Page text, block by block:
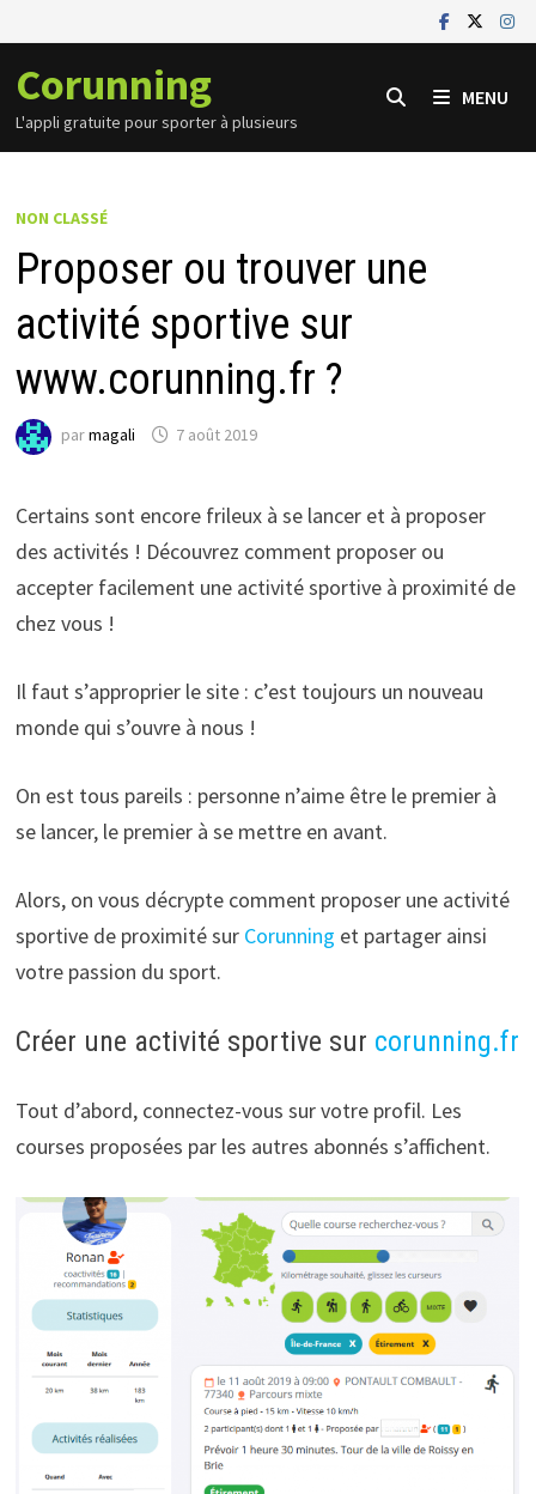
au
contenu
Corunning
L'appli gratuite pour sporter à plusieurs
MENU
NON CLASSÉ
Proposer ou trouver une
activité sportive sur
www.corunning.fr ?
parmagali 7 août 2019
Certains sont encore frileux à se lancer et à proposer
des activités ! Découvrez comment proposer ou
accepter facilement une activité sportive à proximité de
chez vous !
Il faut s’approprier le site : c’est toujours un nouveau
monde qui s’ouvre à nous !
On est tous pareils : personne n’aime être le premier à
se lancer, le premier à se mettre en avant.
Alors, on vous décrypte comment proposer une activité
sportive de proximité sur Corunning et partager ainsi
votre passion du sport.
Créer une activité sportive sur corunning.fr
Tout d’abord, connectez-vous sur votre profil. Les
courses proposées par les autres abonnés s’affichent.